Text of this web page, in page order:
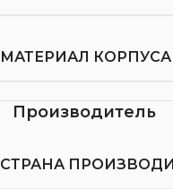
МАТЕРИАЛ КОРПУСА
Производитель
СТРАНА